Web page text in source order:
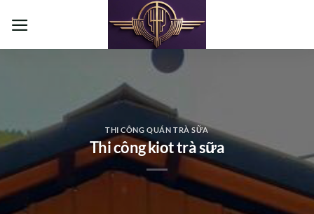
qua
THI CÔNG QUÁN TRÀ SỮA
Thi công kiot trà sữa